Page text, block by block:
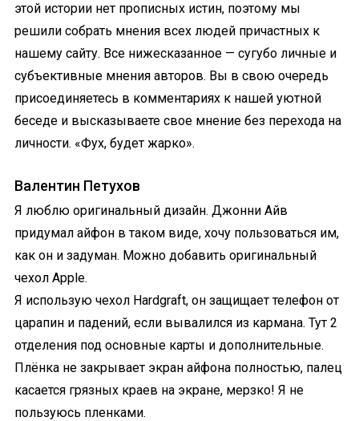
этой истории нет прописных истин, поэтому мы
решили собрать мнения всех людей причастных к
нашему сайту. Все нижесказанное — сугубо личные и
субъективные мнения авторов. Вы в свою очередь
присоединяетесь в комментариях к нашей уютной
беседе и высказываете свое мнение без перехода на
личности. «Фух, будет жарко».
Валентин Петухов
Я люблю оригинальный дизайн. Джонни Айв
придумал айфон в таком виде, хочу пользоваться им,
как он и задуман. Можно добавить оригинальный
чехол Apple.
Я использую чехол Hardgraft, он защищает телефон от
царапин и падений, если вывалился из кармана. Тут 2
отделения под основные карты и дополнительные.
Плёнка не закрывает экран айфона полностью, палец
касается грязных краев на экране, мерзко! Я не
пользуюсь пленками.